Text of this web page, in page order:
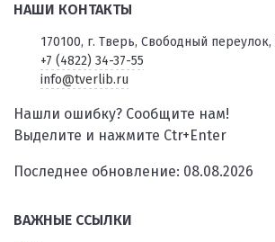
НАШИ КОНТАКТЫ
170100, г. Тверь, Свободный переулок,
+7 (4822) 34-37-55
info@tverlib.ru
Нашли ошибку? Сообщите нам!
Выделите и нажмите Ctr+Enter
Последнее обновление: 08.08.2026
ВАЖНЫЕ ССЫЛКИ